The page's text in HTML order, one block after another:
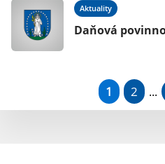
Aktuality
Daňová
1 2 ...